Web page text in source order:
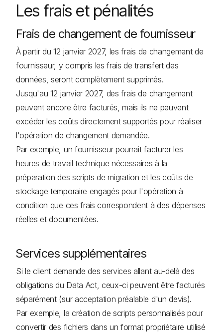
Les frais et pénalités
Frais de changement de fournisseur
À partir du 12 janvier 2027, les frais de changement de
fournisseur, y compris les frais de transfert des
données, seront complètement supprimés.
Jusqu'au 12 janvier 2027, des frais de changement
peuvent encore être facturés, mais ils ne peuvent
excéder les coûts directement supportés pour réaliser
l'opération de changement demandée.
Par exemple, un fournisseur pourrait facturer les
heures de travail technique nécessaires à la
préparation des scripts de migration et les coûts de
stockage temporaire engagés pour l'opération à
condition que ces frais correspondent à des dépenses
réelles et documentées.
Services supplémentaires
Si le client demande des services allant au-delà des
obligations du Data Act, ceux-ci peuvent être facturés
séparément (sur acceptation préalable d'un devis).
Par exemple, la création de scripts personnalisés pour
convertir des fichiers dans un format propriétaire utilisé